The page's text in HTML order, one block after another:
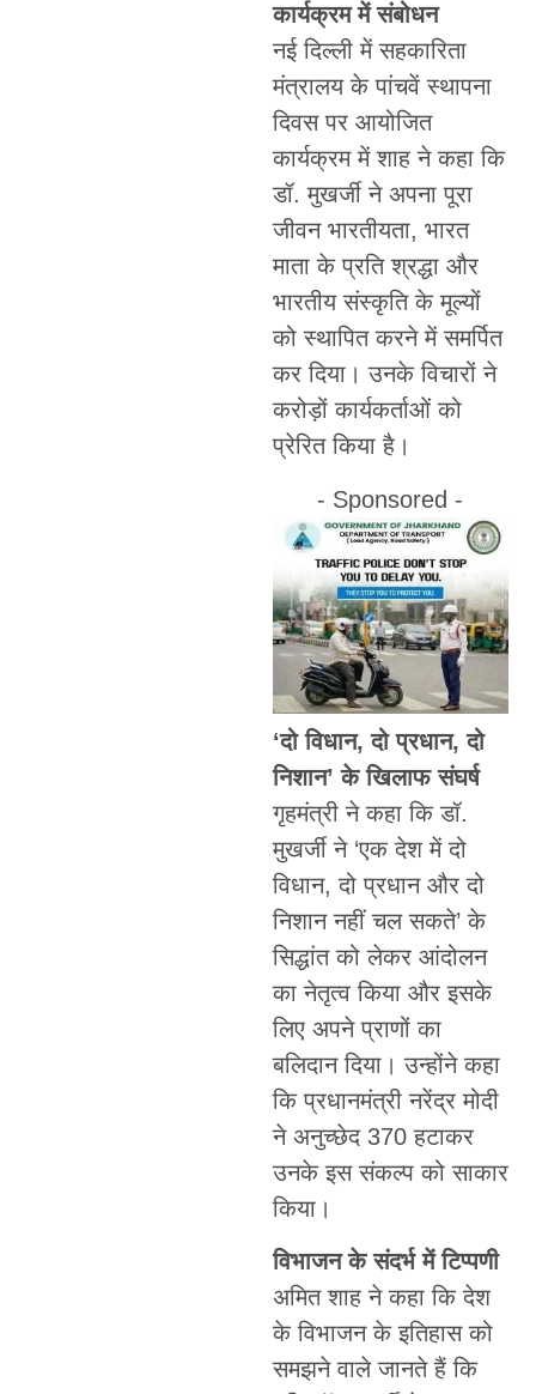
कार्यक्रम में संबोधन
नई दिल्ली में सहकारिता
मंत्रालय के पांचवें स्थापना
दिवस पर आयोजित
कार्यक्रम में शाह ने कहा कि
डॉ. मुखर्जी ने अपना पूरा
जीवन भारतीयता, भारत
माता के प्रति श्रद्धा और
भारतीय संस्कृति के मूल्यों
को स्थापित करने में समर्पित
कर दिया। उनके विचारों ने
करोड़ों कार्यकर्ताओं को
प्रेरित किया है।
- Sponsored -
‘दो विधान, दो प्रधान, दो
निशान’ के खिलाफ संघर्ष
गृहमंत्री ने कहा कि डॉ.
मुखर्जी ने ‘एक देश में दो
विधान, दो प्रधान और दो
निशान नहीं चल सकते’ के
सिद्धांत को लेकर आंदोलन
का नेतृत्व किया और इसके
लिए अपने प्राणों का
बलिदान दिया। उन्होंने कहा
कि प्रधानमंत्री नरेंद्र मोदी
ने अनुच्छेद 370 हटाकर
उनके इस संकल्प को साकार
किया।
विभाजन के संदर्भ में टिप्पणी
अमित शाह ने कहा कि देश
के विभाजन के इतिहास को
समझने वाले जानते हैं कि